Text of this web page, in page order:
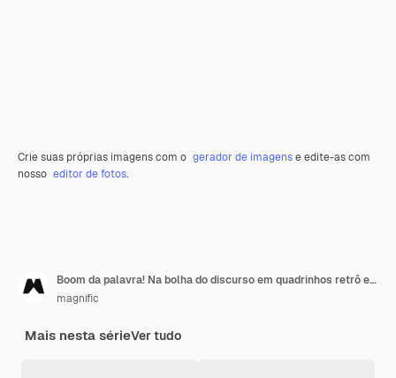
Crie suas próprias imagens com o gerador de imagense edite-as com
nosso editor de fotos.
Boom da palavra! Na bolha do discurso em quadrinhos retrô em fundo amarelo
magnific
Mais nesta sérieVer tudo